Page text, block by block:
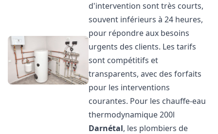
d'intervention sont très courts,
souvent inférieurs à 24 heures,
pour répondre aux besoins
urgents des clients. Les tarifs
sont compétitifs et
transparents, avec des forfaits
pour les interventions
courantes. Pour les chauffe-eau
thermodynamique 200l
Darnétal, les plombiers de